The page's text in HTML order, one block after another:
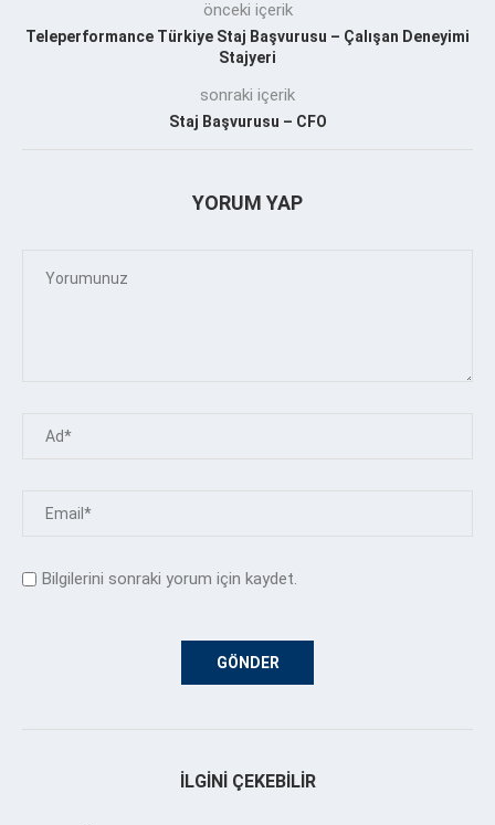
önceki içerik
Teleperformance Türkiye Staj Başvurusu – Çalışan Deneyimi
Stajyeri
sonraki içerik
Staj Başvurusu – CFO
YORUM YAP
Bilgilerini sonraki yorum için kaydet.
İLGINI ÇEKEBILIR